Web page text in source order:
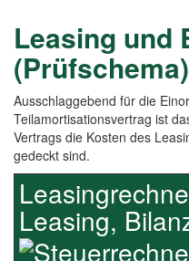
Leasing und
(Prüfschema)
Ausschlaggebend für die
Teilamortisationsvertrag ist
Vertrags die Kosten des
gedeckt sind.
Leasing,